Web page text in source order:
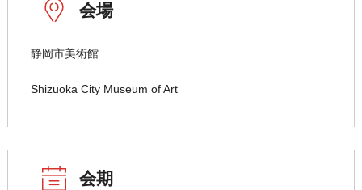
会場
静岡市美術館
Shizuoka City Museum of Art
会期